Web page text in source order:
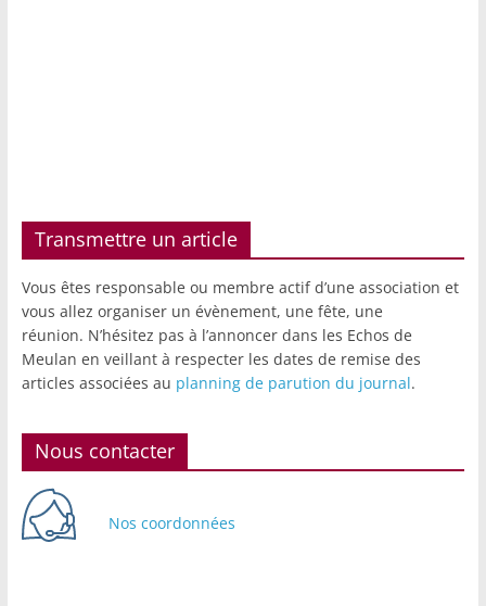
Transmettre un article
Vous êtes responsable ou membre actif d’une association et
vous allez organiser un évènement, une fête, une
réunion. N’hésitez pas à l’annoncer dans les Echos de
Meulan en veillant à respecter les dates de remise des
articles associées au planning de parution du journal.
Nous contacter
Nos coordonnées